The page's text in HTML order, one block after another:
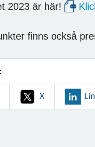
2023 är här!
finns också
X